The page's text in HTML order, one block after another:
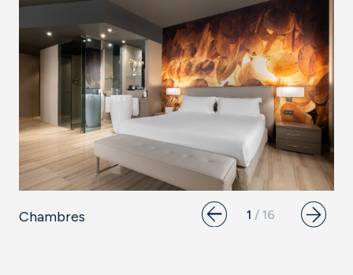
Chambres